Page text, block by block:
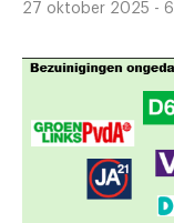
27 oktober 2025 - 6